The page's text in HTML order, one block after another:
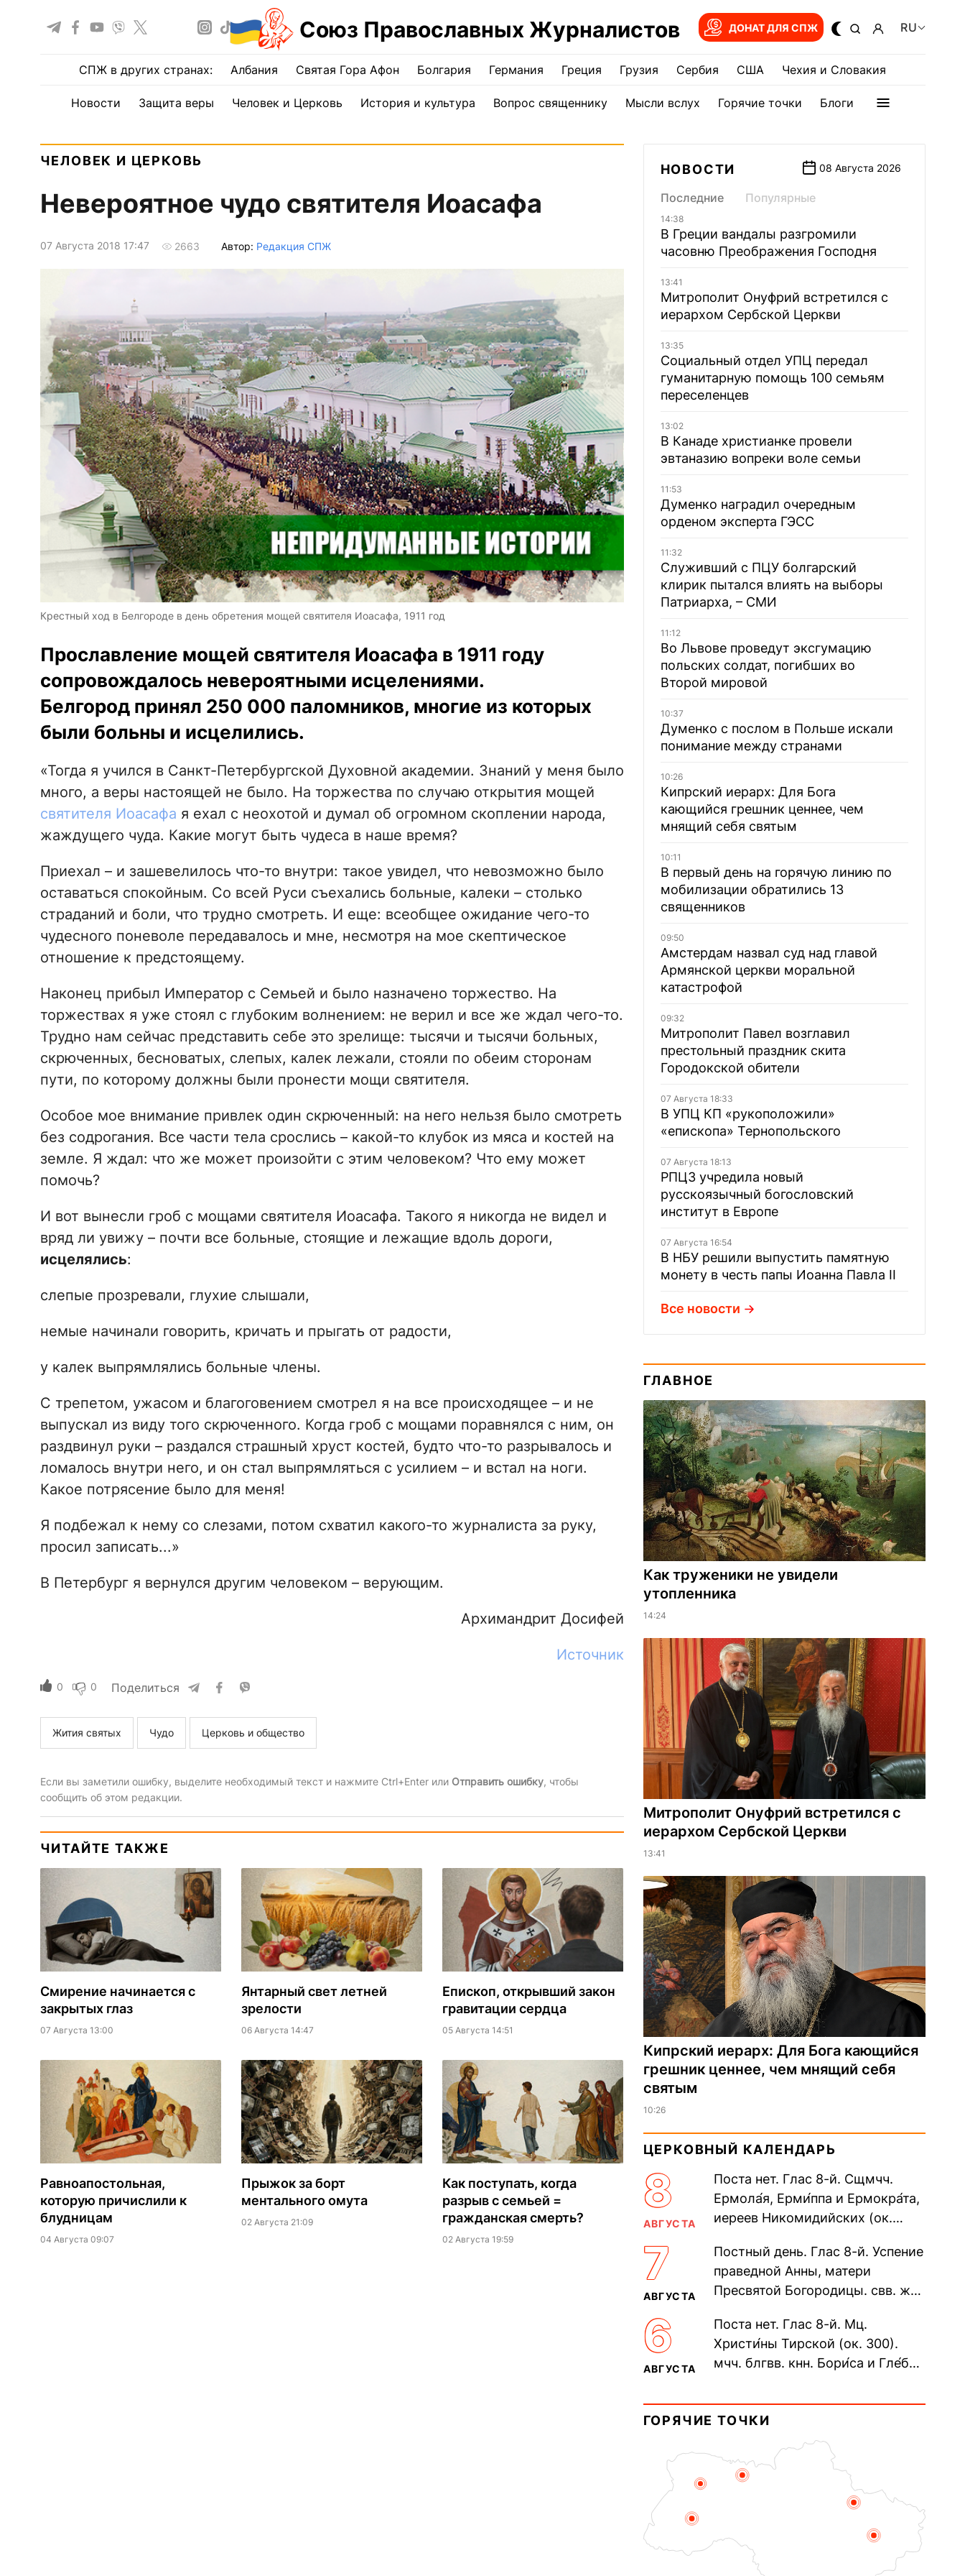
Союз Православных Журналистов ДОНАТ ДЛЯ СПЖ RU
СПЖ в других странах: Албания Святая Гора Афон Болгария Германия Греция Грузия Сербия США Чехия и Словакия
Новости Защита веры Человек и Церковь История и культура Вопрос священнику Мысли вслух Горячие точки Блоги
ЧЕЛОВЕК И ЦЕРКОВЬ
Невероятное чудо святителя Иоасафа
07 Августа 2018 17:47 2663 Автор: Редакция СПЖ
Крестный ход в Белгороде в день обретения мощей святителя Иоасафа, 1911 год
Прославление мощей святителя Иоасафа в 1911 году
сопровождалось невероятными исцелениями.
Белгород принял 250 000 паломников, многие из которых
были больны и исцелились.
«Тогда я учился в Санкт-Петербургской Духовной академии. Знаний у меня было
много, а веры настоящей не было. На торжества по случаю открытия мощей
святителя Иоасафа я ехал с неохотой и думал об огромном скоплении народа,
жаждущего чуда. Какие могут быть чудеса в наше время?
Приехал – и зашевелилось что-то внутри: такое увидел, что невозможно было
оставаться спокойным. Со всей Руси съехались больные, калеки – столько
страданий и боли, что трудно смотреть. И еще: всеобщее ожидание чего-то
чудесного поневоле передавалось и мне, несмотря на мое скептическое
отношение к предстоящему.
Наконец прибыл Император с Семьей и было назначено торжество. На
торжествах я уже стоял с глубоким волнением: не верил и все же ждал чего-то.
Трудно нам сейчас представить себе это зрелище: тысячи и тысячи больных,
скрюченных, бесноватых, слепых, калек лежали, стояли по обеим сторонам
пути, по которому должны были пронести мощи святителя.
Особое мое внимание привлек один скрюченный: на него нельзя было смотреть
без содрогания. Все части тела срослись – какой-то клубок из мяса и костей на
земле. Я ждал: что же может произойти с этим человеком? Что ему может
помочь?
И вот вынесли гроб с мощами святителя Иоасафа. Такого я никогда не видел и
вряд ли увижу – почти все больные, стоящие и лежащие вдоль дороги,
исцелялись:
слепые прозревали, глухие слышали,
немые начинали говорить, кричать и прыгать от радости,
у калек выпрямлялись больные члены.
С трепетом, ужасом и благоговением смотрел я на все происходящее – и не
выпускал из виду того скрюченного. Когда гроб с мощами поравнялся с ним, он
раздвинул руки – раздался страшный хруст костей, будто что-то разрывалось и
ломалось внутри него, и он стал выпрямляться с усилием – и встал на ноги.
Какое потрясение было для меня!
Я подбежал к нему со слезами, потом схватил какого-то журналиста за руку,
просил записать...»
В Петербург я вернулся другим человеком – верующим.
Архимандрит Досифей
Источник
0 0 Поделиться
Жития святых Чудо Церковь и общество
Если вы заметили ошибку, выделите необходимый текст и нажмите Ctrl+Enter или Отправить ошибку, чтобы
сообщить об этом редакции.
ЧИТАЙТЕ ТАКЖЕ
Смирение начинается с
закрытых глаз
07 Августа 13:00
Янтарный свет летней
зрелости
06 Августа 14:47
Епископ, открывший закон
гравитации сердца
05 Августа 14:51
Равноапостольная,
которую причислили к
блудницам
04 Августа 09:07
​Прыжок за борт
ментального омута
02 Августа 21:09
Как поступать, когда
разрыв с семьей =
гражданская смерть?
02 Августа 19:59
НОВОСТИ 08 Августа 2026
Последние Популярные
14:38
В Греции вандалы разгромили
часовню Преображения Господня
13:41
Митрополит Онуфрий встретился с
иерархом Сербской Церкви
13:35
Социальный отдел УПЦ передал
гуманитарную помощь 100 семьям
переселенцев
13:02
В Канаде христианке провели
эвтаназию вопреки воле семьи
11:53
Думенко наградил очередным
орденом эксперта ГЭСС
11:32
Служивший с ПЦУ болгарский
клирик пытался влиять на выборы
Патриарха, – СМИ
11:12
Во Львове проведут эксгумацию
польских солдат, погибших во
Второй мировой
10:37
Думенко с послом в Польше искали
понимание между странами
10:26
Кипрский иерарх: Для Бога
кающийся грешник ценнее, чем
мнящий себя святым
10:11
В первый день на горячую линию по
мобилизации обратились 13
священников
09:50
Амстердам назвал суд над главой
Армянской церкви моральной
катастрофой
09:32
Митрополит Павел возглавил
престольный праздник скита
Городокской обители
07 Августа 18:33
В УПЦ КП «рукоположили»
«епископа» Тернопольского
07 Августа 18:13
РПЦЗ учредила новый
русскоязычный богословский
институт в Европе
07 Августа 16:54
В НБУ решили выпустить памятную
монету в честь папы Иоанна Павла II
Все новости
ГЛАВНОЕ
Как труженики не увидели
утопленника
14:24
Митрополит Онуфрий встретился с
иерархом Сербской Церкви
13:41
Кипрский иерарх: Для Бога кающийся
грешник ценнее, чем мнящий себя
святым
10:26
ЦЕРКОВНЫЙ КАЛЕНДАРЬ
8
АВГУСТА
Поста нет. Глас 8-й. Сщмчч.
Ермола́я, Ерми́ппа и Ермокра́та,
иереев Никомидийских (ок.
Печерского, в Ближних
пещерах...
7
АВГУСТА
Постный день. Глас 8-й. Успение
праведной Анны, матери
Пресвятой Богородицы. свв. жен
прп. Евпракси́и девы,...
6
АВГУСТА
Поста нет. Глас 8-й. Мц.
Христи́ны Тирской (ок. 300).
мчч. блгвв. кнн. Бори́са и Гле́ба,
Дави́да (1015). Прп....
ГОРЯЧИЕ ТОЧКИ